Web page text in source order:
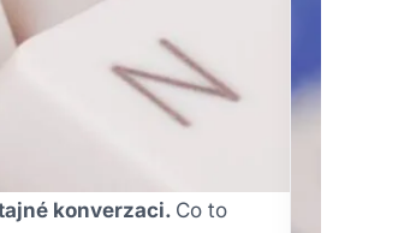
konverzaci. Co to